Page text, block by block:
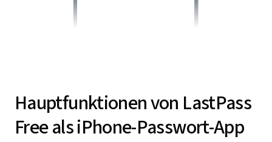
Hauptfunktionen von LastPass
Free als iPhone-Passwort-App